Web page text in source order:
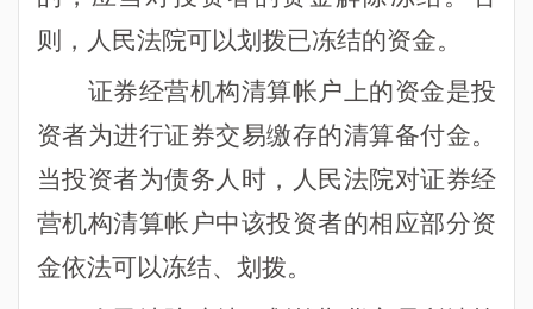
则，人民法院可以划拨已冻结的资金。
证券经营机构清算帐户上的资金是投
资者为进行证券交易缴存的清算备付金。
当投资者为债务人时，人民法院对证券经
营机构清算帐户中该投资者的相应部分资
金依法可以冻结、划拨。